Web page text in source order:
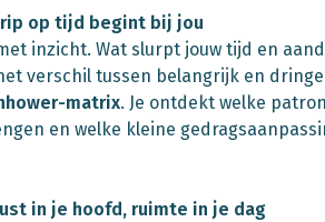
op tijd begint bij jou
inzicht. Wat slurpt jouw tijd en
verschil tussen belangrijk en
matrix. Je ontdekt welke
en welke kleine
in je hoofd, ruimte in je dag